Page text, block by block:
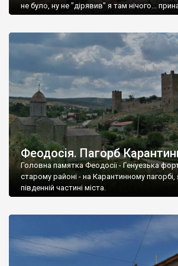
не було, ну не "дірявив" я там нічого...
Феодосія. Пагорб
Головна памятка Феодосії - Генуезька
старому районі - на Карантинному пагорбі,
південній частині міста.